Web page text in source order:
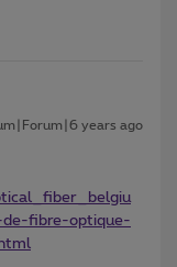
years ago
fibre-optique-